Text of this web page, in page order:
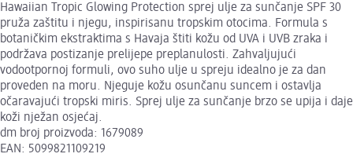
Hawaiian Tropic Glowing Protection sprej ulje za sunčanje SPF 30
pruža zaštitu i njegu, inspirisanu tropskim otocima. Formula s
botaničkim ekstraktima s Havaja štiti kožu od UVA i UVB zraka i
podržava postizanje prelijepe preplanulosti. Zahvaljujući
vodootpornoj formuli, ovo suho ulje u spreju idealno je za dan
proveden na moru. Njeguje kožu osunčanu suncem i ostavlja
očaravajući tropski miris. Sprej ulje za sunčanje brzo se upija i daje
koži nježan osjećaj.
dm broj proizvoda: 1679089
EAN: 5099821109219